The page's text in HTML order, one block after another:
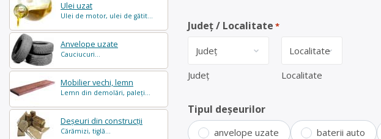
Ulei uzat
Ulei de motor, ulei de gătit...
Anvelope uzate
Cauciucuri...
Mobilier vechi, lemn
Lemn din demolări, paleți...
Deșeuri din construcții
Cărămizi, tiglă...
Județ / Localitate *
Județ Localitate
Tipul deșeurilor
anvelope uzate baterii auto